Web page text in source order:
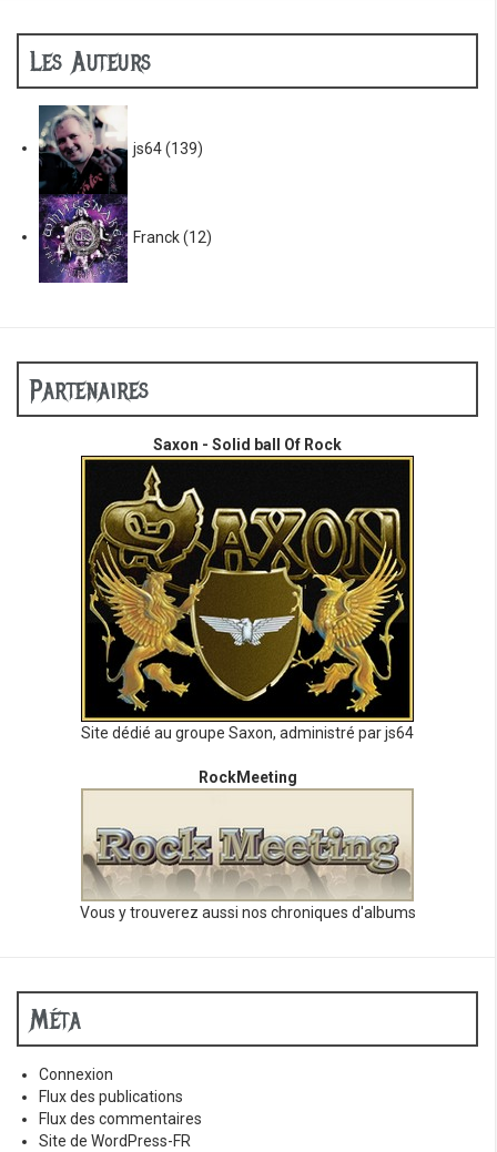
Les Auteurs
js64(139)
Franck(12)
Partenaires
Saxon - Solid ball Of Rock
Site dédié au groupe Saxon, administré par js64
RockMeeting
Vous y trouverez aussi nos chroniques d'albums
Méta
Connexion
Flux des publications
Flux des commentaires
Site de WordPress-FR